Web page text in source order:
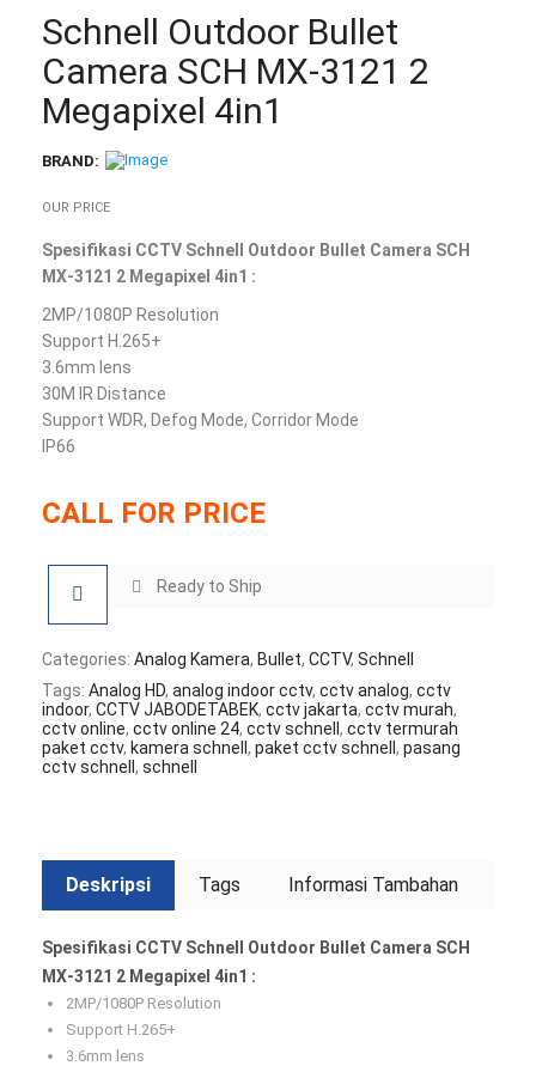
Schnell Outdoor Bullet
Camera SCH MX‐3121 2
Megapixel 4in1
BRAND:
OUR PRICE
Spesifikasi CCTV Schnell Outdoor Bullet Camera SCH
MX‐3121 2 Megapixel 4in1 :
2MP/1080P Resolution
Support H.265+
3.6mm lens
30M IR Distance
Support WDR, Defog Mode, Corridor Mode
IP66
CALL FOR PRICE
Ready to Ship
Categories: Analog Kamera, Bullet, CCTV, Schnell
Tags: Analog HD, analog indoor cctv, cctv analog, cctv
indoor, CCTV JABODETABEK, cctv jakarta, cctv murah,
cctv online, cctv online 24, cctv schnell , cctv termurah
paket cctv, kamera schnell , paket cctv schnell , pasang
cctv schnell , schnell
Deskripsi Tags Informasi Tambahan
Spesifikasi CCTV Schnell Outdoor Bullet Camera SCH
MX‐3121 2 Megapixel 4in1 :
2MP/1080P Resolution
Support H.265+
3.6mm lens